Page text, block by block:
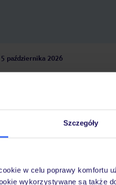
Szczegóły
w celu poprawy komfortu
wykorzystywane są także
5 października 2026
30 lat w Polsce